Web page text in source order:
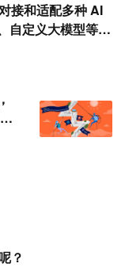
接和适配多种 AI
自定义大模型等，
试的具体操作步
？